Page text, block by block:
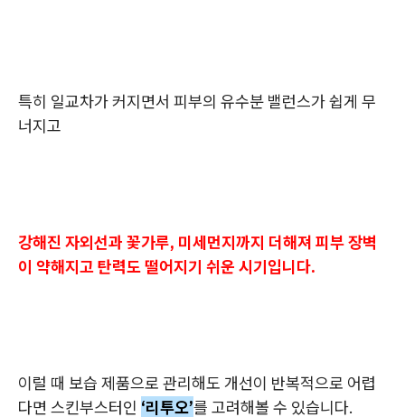
특히 일교차가 커지면서 피부의 유수분 밸런스가 쉽게 무
너지고
강해진 자외선과 꽃가루, 미세먼지까지 더해져 피부 장벽
이 약해지고 탄력도 떨어지기 쉬운 시기입니다.
이럴 때 보습 제품으로 관리해도 개선이 반복적으로 어렵
다면 스킨부스터인 ‘리투오’를 고려해볼 수 있습니다.